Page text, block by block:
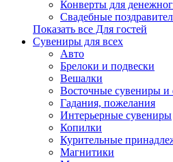
Конверты для
Свадебные
Показать все Для гостей
Сувениры для всех
Авто
Брелоки и подвески
Вешалки
Восточные сувениры
Гадания, пожелания
Интерьерные сувениры
Копилки
Курительные
Магнитики